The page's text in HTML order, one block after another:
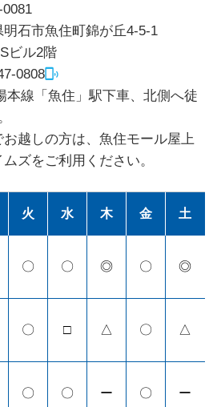
明石市魚住町錦が丘4-5-1
ビル2階
0808
本線「魚住」駅下車、北側へ徒
お越しの方は、魚住モール屋上
ズをご利用ください。